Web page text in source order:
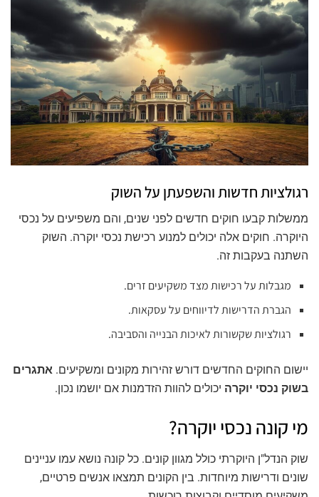
רגולציות חדשות והשפעתן על השוק
ממשלות קבעו חוקים חדשים לפני שנים, והם משפיעים על נכסי
היוקרה. חוקים אלה יכולים למנוע רכישת נכסי יוקרה. השוק
השתנה בעקבות זה.
מגבלות על רכישות מצד משקיעים זרים.
הגברת הדרישות לדיווחים על עסקאות.
רגולציות שקשורות לאיכות הבנייה והסביבה.
יישום החוקים החדשים דורש זהירות מקונים ומשקיעים. אתגרים
בשוק נכסי יוקרה יכולים להוות הזדמנות אם יושמו נכון.
מי קונה נכסי יוקרה?
שוק הנדל"ן היוקרתי כולל מגוון קונים. כל קונה נושא עמו עניינים
שונים ודרישות מיוחדות. בין הקונים תמצאו אנשים פרטיים,